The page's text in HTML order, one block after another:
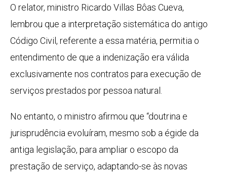
O relator, ministro Ricardo Villas Bôas Cueva,
lembrou que a interpretação sistemática do antigo
Código Civil, referente a essa matéria, permitia o
entendimento de que a indenização era válida
exclusivamente nos contratos para execução de
serviços prestados por pessoa natural.
No entanto, o ministro afirmou que “doutrina e
jurisprudência evoluíram, mesmo sob a égide da
antiga legislação, para ampliar o escopo da
prestação de serviço, adaptando-se às novas